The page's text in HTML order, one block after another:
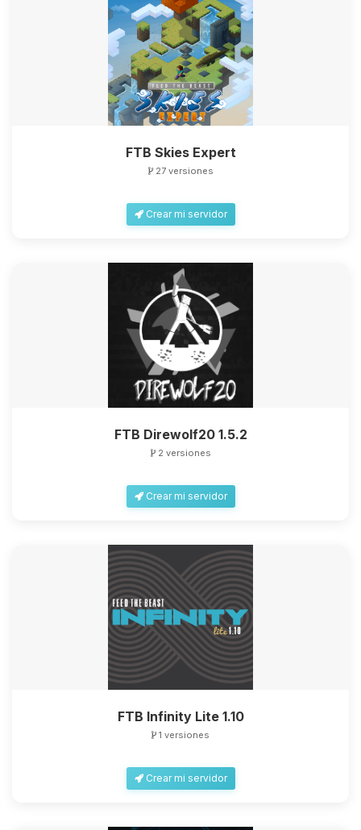
FTB Skies Expert
27 versiones
Crear mi servidor
FTB Direwolf20 1.5.2
2 versiones
Crear mi servidor
FTB Infinity Lite 1.10
1 versiones
Crear mi servidor